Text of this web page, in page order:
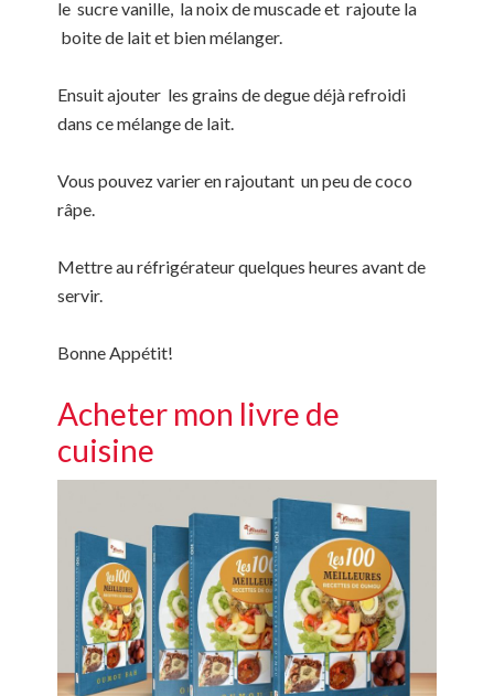
le sucre vanille, la noix de muscade et rajoute la
boite de lait et bien mélanger.
Ensuit ajouter les grains de degue déjà refroidi
dans ce mélange de lait.
Vous pouvez varier en rajoutant un peu de coco
râpe.
Mettre au réfrigérateur quelques heures avant de
servir.
Bonne Appétit!
Acheter mon livre de
cuisine